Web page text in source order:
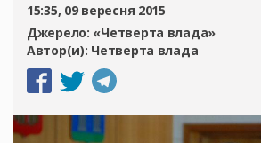
15:35, 09 вересня 2015
Джерело: «Четверта влада»
Автор(и): Четверта влада